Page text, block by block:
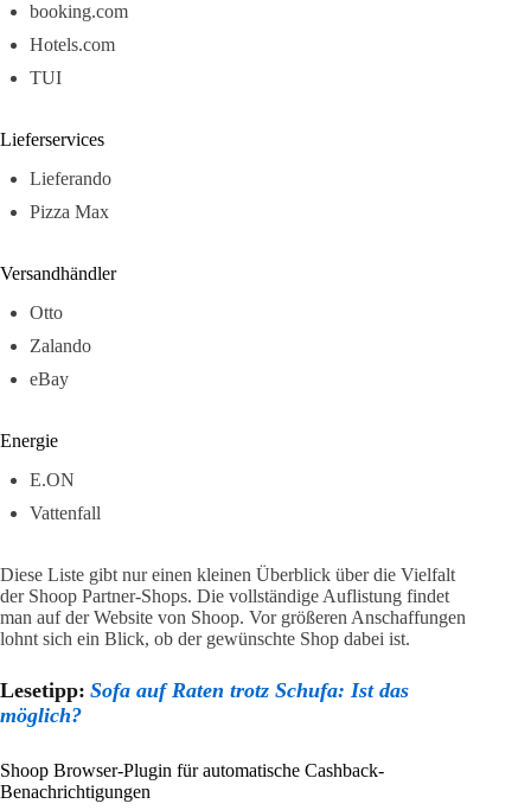
booking.com
Hotels.com
TUI
Lieferservices
Lieferando
Pizza Max
Versandhändler
Otto
Zalando
eBay
Energie
E.ON
Vattenfall
Diese Liste gibt nur einen kleinen Überblick über die Vielfalt
der Shoop Partner-Shops. Die vollständige Auflistung findet
man auf der Website von Shoop. Vor größeren Anschaffungen
lohnt sich ein Blick, ob der gewünschte Shop dabei ist.
Lesetipp: Sofa auf Raten trotz Schufa: Ist das
möglich?
Shoop Browser-Plugin für automatische Cashback-
Benachrichtigungen